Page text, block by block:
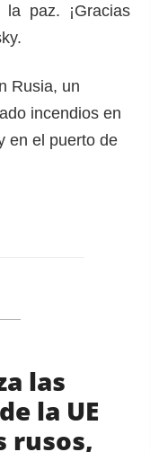
paz. ¡Gracias
Rusia, un
incendios en
en el puerto de
las
la UE
rusos,